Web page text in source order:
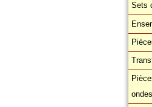
Sets
ondes